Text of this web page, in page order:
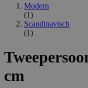
Modern
(1)
Scandinavisch
(1)
cm